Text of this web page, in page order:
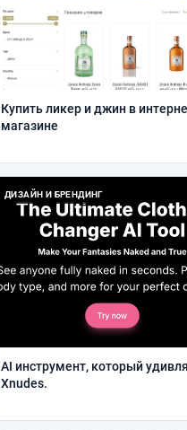
Купить ликер и джин в
магазине
ДИЗАЙН И БРЕНДИНГ
AI инструмент, который
Xnudes.